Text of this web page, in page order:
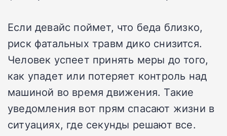
Если девайс поймет, что беда близко,
риск фатальных травм дико снизится.
Человек успеет принять меры до того,
как упадет или потеряет контроль над
машиной во время движения. Такие
уведомления вот прям спасают жизни в
ситуациях, где секунды решают все.